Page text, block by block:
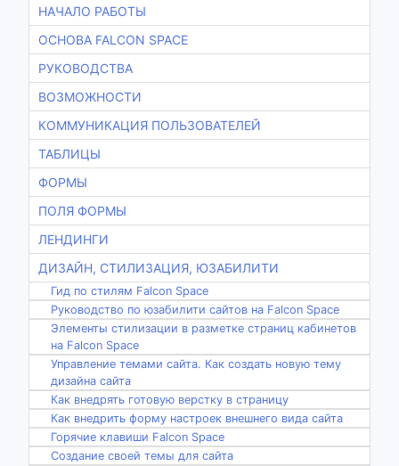
НАЧАЛО РАБОТЫ
ОСНОВА FALCON SPACE
РУКОВОДСТВА
ВОЗМОЖНОСТИ
КОММУНИКАЦИЯ ПОЛЬЗОВАТЕЛЕЙ
ТАБЛИЦЫ
ФОРМЫ
ПОЛЯ ФОРМЫ
ЛЕНДИНГИ
ДИЗАЙН, СТИЛИЗАЦИЯ, ЮЗАБИЛИТИ
Гид по стилям Falcon Space
Руководство по юзабилити сайтов на Falcon Space
Элементы стилизации в разметке страниц кабинетов
на Falcon Space
Управление темами сайта. Как создать новую тему
дизайна сайта
Как внедрять готовую верстку в страницу
Как внедрить форму настроек внешнего вида сайта
Горячие клавиши Falcon Space
Создание своей темы для сайта